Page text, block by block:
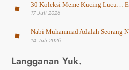
30 Koleksi Meme Kucing Lucu…
17 Juli 2026
Nabi Muhammad Adalah Seorang
14 Juli 2026
Langganan Yuk.